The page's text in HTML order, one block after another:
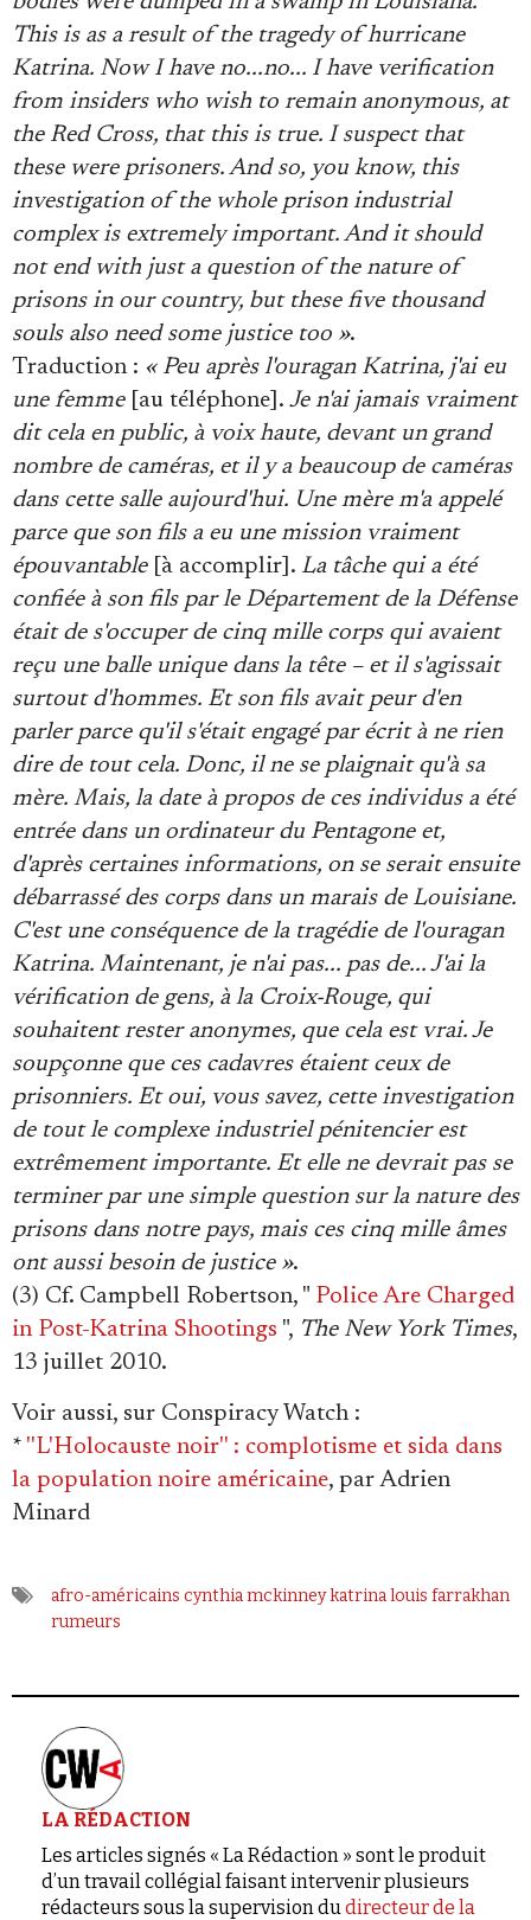
This is as a result of the tragedy of hurricane
Katrina. Now I have no...no... I have verification
from insiders who wish to remain anonymous, at
the Red Cross, that this is true. I suspect that
these were prisoners. And so, you know, this
investigation of the whole prison industrial
complex is extremely important. And it should
not end with just a question of the nature of
prisons in our country, but these five thousand
souls also need some justice too ».
Traduction : « Peu après l'ouragan Katrina, j'ai eu
une femme[au téléphone]. Je n'ai jamais vraiment
dit cela en public, à voix haute, devant un grand
nombre de caméras, et il y a beaucoup de caméras
dans cette salle aujourd'hui. Une mère m'a appelé
parce que son fils a eu une mission vraiment
épouvantable[à accomplir]. La tâche qui a été
confiée à son fils par le Département de la Défense
était de s'occuper de cinq mille corps qui avaient
reçu une balle unique dans la tête – et il s'agissait
surtout d'hommes. Et son fils avait peur d'en
parler parce qu'il s'était engagé par écrit à ne rien
dire de tout cela. Donc, il ne se plaignait qu'à sa
mère. Mais, la date à propos de ces individus a été
entrée dans un ordinateur du Pentagone et,
d'après certaines informations, on se serait ensuite
débarrassé des corps dans un marais de Louisiane.
C'est une conséquence de la tragédie de l'ouragan
Katrina. Maintenant, je n'ai pas... pas de... J'ai la
vérification de gens, à la Croix-Rouge, qui
souhaitent rester anonymes, que cela est vrai. Je
soupçonne que ces cadavres étaient ceux de
prisonniers. Et oui, vous savez, cette investigation
de tout le complexe industriel pénitencier est
extrêmement importante. Et elle ne devrait pas se
terminer par une simple question sur la nature des
prisons dans notre pays, mais ces cinq mille âmes
ont aussi besoin de justice ».
(3) Cf. Campbell Robertson, " Police Are Charged
in Post-Katrina Shootings ", The New York Times,
13 juillet 2010.
Voir aussi, sur Conspiracy Watch:
* ''L'Holocauste noir'' : complotisme et sida dans
la population noire américaine, par Adrien
Minard
afro-américains cynthia mckinneykatrinalouis farrakhan
rumeurs
LA RÉDACTION
Les articles signés « La Rédaction » sont le produit
d’un travail collégial faisant intervenir plusieurs
rédacteurs sous la supervision dudirecteur de la